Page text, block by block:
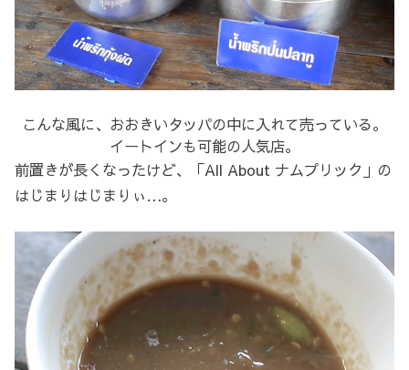
こんな風に、おおきいタッパの中に入れて売っている。
イートインも可能の人気店。
前置きが長くなったけど、「All About ナムプリック」の
はじまりはじまりぃ…。